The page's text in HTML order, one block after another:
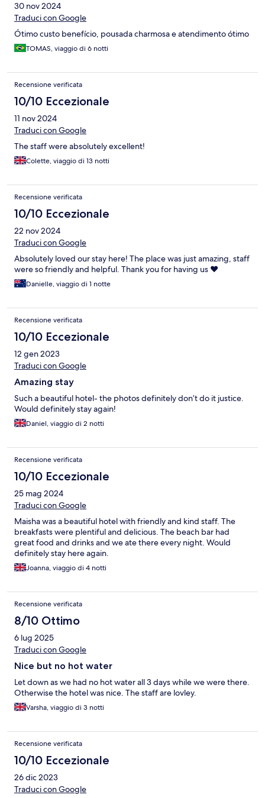
30 nov 2024
Traduci con Google
Ótimo custo benefício, pousada charmosa e atendimento ótimo
TOMAS, viaggio di 6 notti
Recensione verificata
10/10 Eccezionale
11 nov 2024
Traduci con Google
The staff were absolutely excellent!
Colette, viaggio di 13 notti
Recensione verificata
10/10 Eccezionale
22 nov 2024
Traduci con Google
Absolutely loved our stay here! The place was just amazing, staff
were so friendly and helpful. Thank you for having us ❤️
Danielle, viaggio di 1 notte
Recensione verificata
10/10 Eccezionale
12 gen 2023
Traduci con Google
Amazing stay
Such a beautiful hotel- the photos definitely don’t do it justice.
Would definitely stay again!
Daniel, viaggio di 2 notti
Recensione verificata
10/10 Eccezionale
25 mag 2024
Traduci con Google
Maisha was a beautiful hotel with friendly and kind staff. The
breakfasts were plentiful and delicious. The beach bar had
great food and drinks and we ate there every night. Would
definitely stay here again.
Joanna, viaggio di 4 notti
Recensione verificata
8/10 Ottimo
6 lug 2025
Traduci con Google
Nice but no hot water
Let down as we had no hot water all 3 days while we were there.
Otherwise the hotel was nice. The staff are lovley.
Varsha, viaggio di 3 notti
Recensione verificata
10/10 Eccezionale
26 dic 2023
Traduci con Google